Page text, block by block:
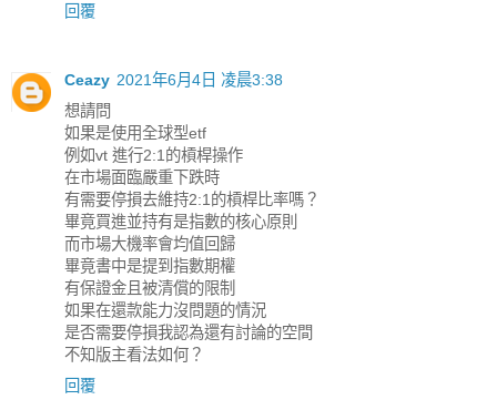
回覆
Ceazy 2021年6月4日 凌晨3:38
想請問
如果是使用全球型etf
例如vt 進行2:1的槓桿操作
在市場面臨嚴重下跌時
有需要停損去維持2:1的槓桿比率嗎？
畢竟買進並持有是指數的核心原則
而市場大機率會均值回歸
畢竟書中是提到指數期權
有保證金且被清償的限制
如果在還款能力沒問題的情況
是否需要停損我認為還有討論的空間
不知版主看法如何？
回覆